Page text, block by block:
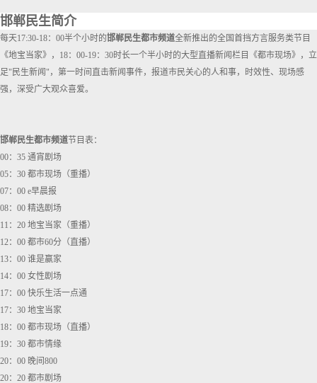
邯郸民生简介
每天17:30-18：00半个小时的邯郸民生都市频道全新推出的全国首挡方言服务类节目
《地宝当家》，18：00-19：30时长一个半小时的大型直播新闻栏目《都市现场》，立
足"民生新闻"，第一时间直击新闻事件，报道市民关心的人和事，时效性、现场感
强，深受广大观众喜爱。
邯郸民生都市频道节目表：
00：35 通宵剧场
05：30 都市现场（重播）
07：00 e早晨报
08：00 精选剧场
11：20 地宝当家（重播）
12：00 都市60分（直播）
13：00 谁是赢家
14：00 女性剧场
17：00 快乐生活一点通
17：30 地宝当家
18：00 都市现场（直播）
19：30 都市情缘
20：00 晚间800
20：20 都市剧场